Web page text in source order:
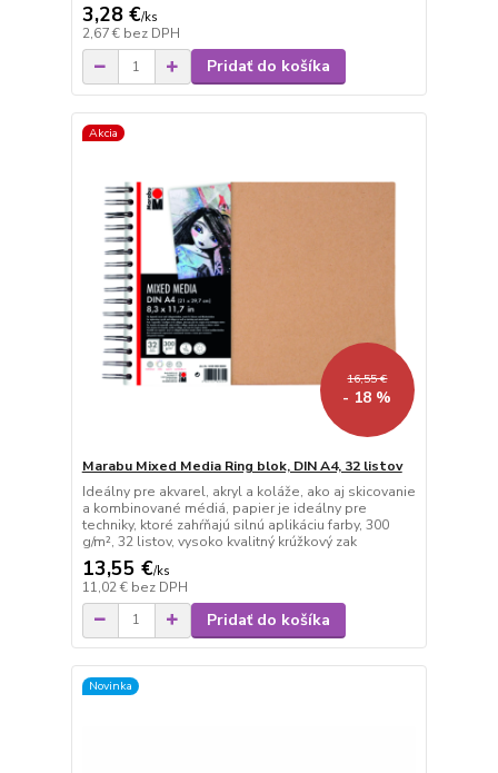
3,28 €/ks
2,67 € bez DPH
Pridať do košíka
Akcia
16,55 €
- 18 %
Marabu Mixed Media Ring blok, DIN A4, 32 listov
Ideálny pre akvarel, akryl a koláže, ako aj skicovanie
a kombinované médiá, papier je ideálny pre
techniky, ktoré zahŕňajú silnú aplikáciu farby, 300
g/m², 32 listov, vysoko kvalitný krúžkový zak
13,55 €/ks
11,02 € bez DPH
Pridať do košíka
Novinka